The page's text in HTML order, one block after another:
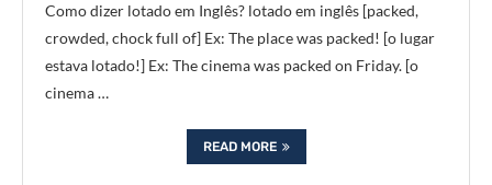
Como dizer lotado em Inglês? lotado em inglês [packed,
crowded, chock full of] Ex: The place was packed! [o lugar
estava lotado!] Ex: The cinema was packed on Friday. [o
cinema …
READ MORE